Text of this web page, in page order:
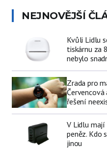
NEJNOVĚJŠÍ
Kvůli Lidlu
tiskárnu za
nebylo
Zrada pro
řešení
V Lidlu mají
peněz. Kdo
jinou